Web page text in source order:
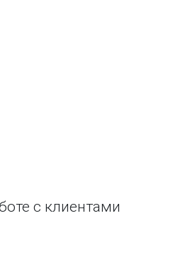
с клиентами